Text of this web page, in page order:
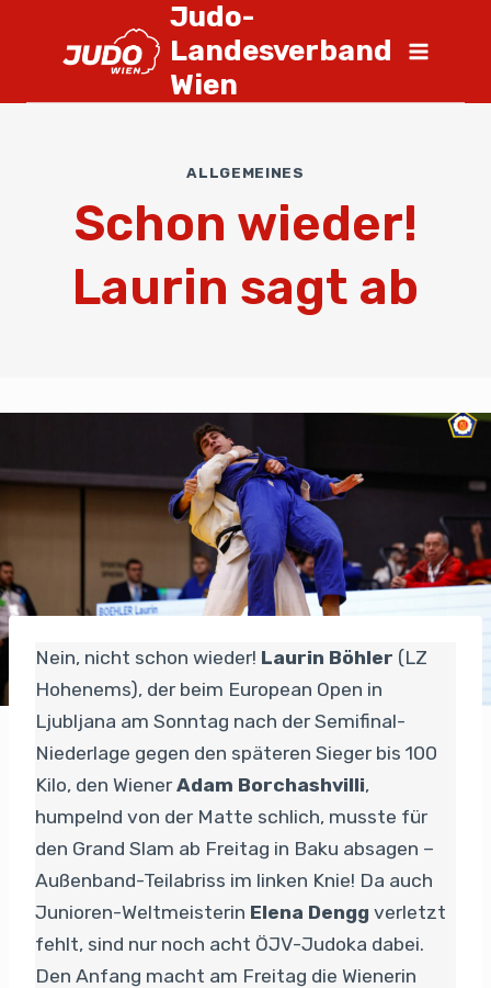
Judo-
Landesverband
Wien
ALLGEMEINES
Schon wieder!
Laurin sagt ab
Nein, nicht schon wieder! Laurin Böhler (LZ
Hohenems), der beim European Open in
Ljubljana am Sonntag nach der Semifinal-
Niederlage gegen den späteren Sieger bis 100
Kilo, den WienerAdam Borchashvilli,
humpelnd von der Matte schlich, musste für
den Grand Slam ab Freitag in Baku absagen –
Außenband-Teilabriss im linken Knie! Da auch
Junioren-Weltmeisterin Elena Dengg verletzt
fehlt, sind nur noch acht ÖJV-Judoka dabei.
Den Anfang macht am Freitag die Wienerin